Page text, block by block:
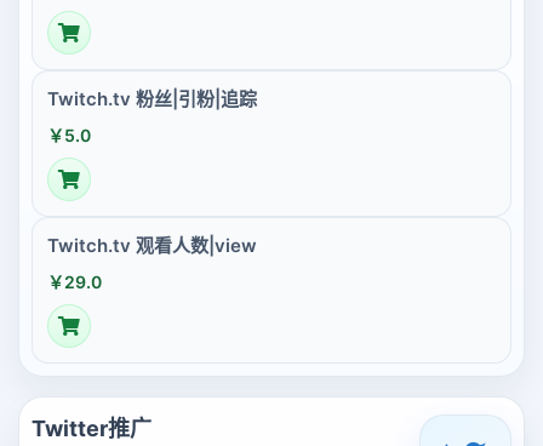
Twitch.tv 粉丝|引粉|追踪
￥5.0
Twitch.tv 观看人数|view
￥29.0
Twitter推广